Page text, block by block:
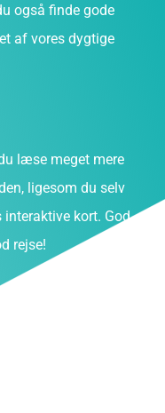
også finde gode
af vores dygtige
læse meget mere
ligesom du selv
interaktive kort. God
rejse!